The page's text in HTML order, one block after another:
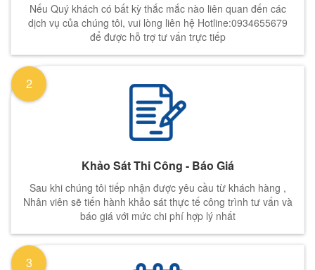
Nếu Quý khách có bất kỳ thắc mắc nào liên quan đến các
dịch vụ của chúng tôi, vui lòng liên hệ Hotline:0934655679
để được hỗ trợ tư vấn trực tiếp
Khảo Sát Thi Công - Báo Giá
Sau khi chúng tôi tiếp nhận được yêu cầu từ khách hàng ,
Nhân viên sẽ tiến hành khảo sát thực tế công trình tư vấn và
báo giá với mức chi phí hợp lý nhất
2
3